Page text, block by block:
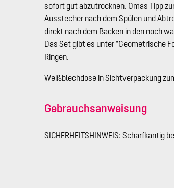
sofort gut abzutrocknen. Omas Tipp
Ausstecher nach dem Spülen und
direkt nach dem Backen in den noch
Das Set gibt es unter "Geometrische
Ringen.
Weißblechdose in Sichtverpackung
Gebrauchsanweisung
SICHERHEITSHINWEIS: Scharfkantig